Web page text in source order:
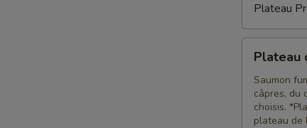
Plateau
saumon
fumé
Plateau
Saumon
câpres, du
choisis.
plateau de